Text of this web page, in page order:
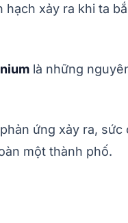
hạch xảy ra khi ta
là những
ứng xảy ra,
một thành phố.